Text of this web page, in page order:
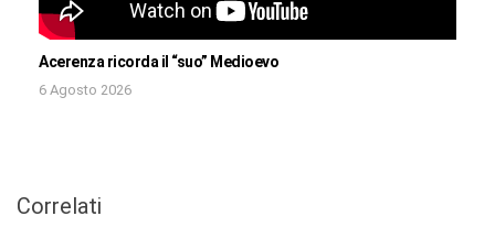
Acerenza ricorda il “suo” Medioevo
6 Agosto 2026
Correlati